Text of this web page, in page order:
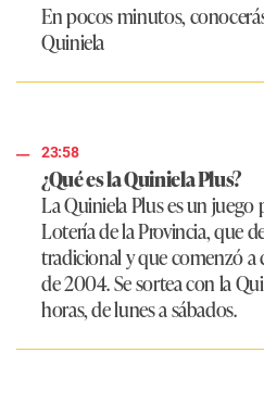
En pocos minutos,
Quiniela
23:58
¿Qué es la Quiniela Plus?
La Quiniela Plus es un
Lotería de la Provincia, que
tradicional y que comenzó a
de 2004. Se sortea con la
horas, de lunes a sábados.